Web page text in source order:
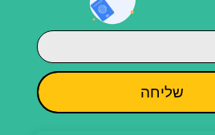
שליחה